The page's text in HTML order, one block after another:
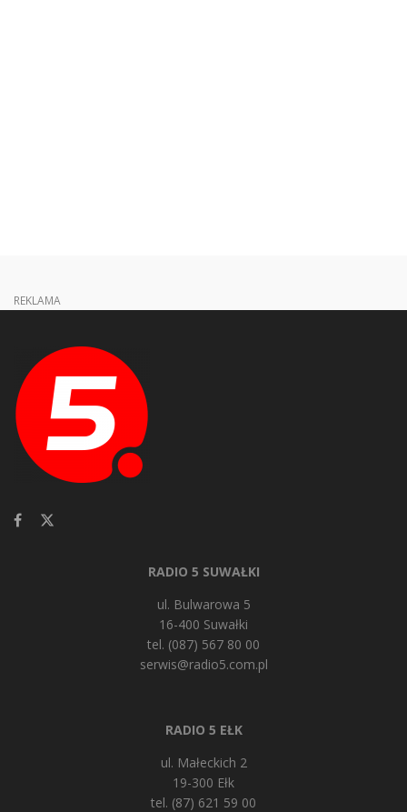
REKLAMA
RADIO 5 SUWAŁKI
ul. Bulwarowa 5
16-400 Suwałki
tel. (087) 567 80 00
serwis@radio5.com.pl
RADIO 5 EŁK
ul. Małeckich 2
19-300 Ełk
tel. (87) 621 59 00